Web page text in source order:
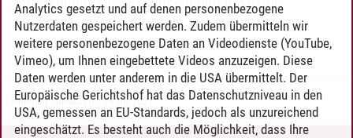
Henning Zühlsdorff/16.06.2021
Analytics gesetzt und auf denen personenbezogene
Nutzerdaten gespeichert werden. Zudem übermitteln wir
weitere personenbezogene Daten an Videodienste (YouTube,
Vimeo), um Ihnen eingebettete Videos anzuzeigen. Diese
Daten werden unter anderem in die USA übermittelt. Der
Europäische Gerichtshof hat das Datenschutzniveau in den
USA, gemessen an EU-Standards, jedoch als unzureichend
eingeschätzt. Es besteht auch die Möglichkeit, dass Ihre